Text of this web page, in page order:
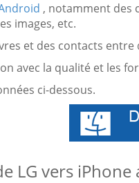
, notamment des
images, etc.
et des contacts entre
avec la qualité et les
ci-dessous.
LG vers iPhone